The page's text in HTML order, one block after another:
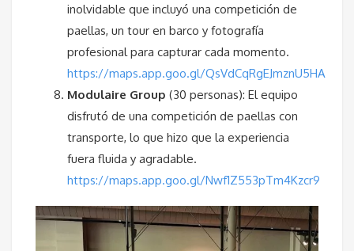
inolvidable que incluyó una competición de
paellas, un tour en barco y fotografía
profesional para capturar cada momento.
https://maps.app.goo.gl/QsVdCqRgEJmznU5HA
Modulaire Group (30 personas): El equipo
disfrutó de una competición de paellas con
transporte, lo que hizo que la experiencia
fuera fluida y agradable.
https://maps.app.goo.gl/Nwf1Z553pTm4Kzcr9